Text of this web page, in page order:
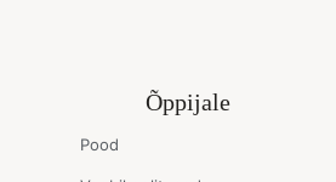
Õppijale
Pood